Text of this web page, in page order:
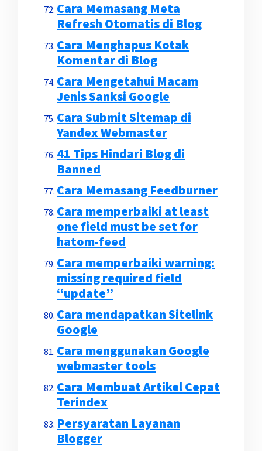
Cara Memasang Meta
Refresh Otomatis di Blog
Cara Menghapus Kotak
Komentar di Blog
Cara Mengetahui Macam
Jenis Sanksi Google
Cara Submit Sitemap di
Yandex Webmaster
41 Tips Hindari Blog di
Banned
Cara Memasang Feedburner
Cara memperbaiki at least
one field must be set for
hatom-feed
Cara memperbaiki warning:
missing required field
“update”
Cara mendapatkan Sitelink
Google
Cara menggunakan Google
webmaster tools
Cara Membuat Artikel Cepat
Terindex
Persyaratan Layanan
Blogger